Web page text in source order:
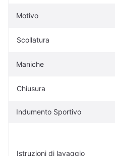
Motivo
Scollatura
Maniche
Chiusura
Indumento Sportivo
Istruzioni di lavaggio